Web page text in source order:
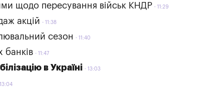
щодо пересування військ КНДР 11:29
акцій 11:38
сезон 11:40
банків 11:47
в Україні 13:03
13:04